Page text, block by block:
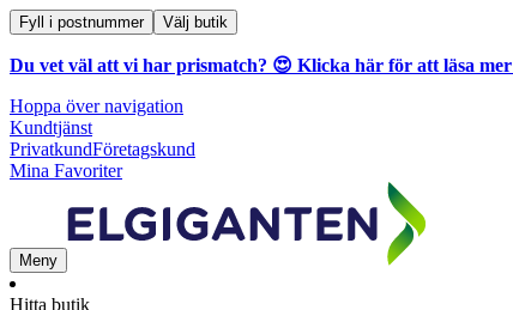
Fyll i postnummer Välj butik
Du vet väl att vi har prismatch? 😍 Klicka här för att läsa mer
Hoppa över navigation
Kundtjänst
PrivatkundFöretagskund
Mina Favoriter
Meny
Hitta butik